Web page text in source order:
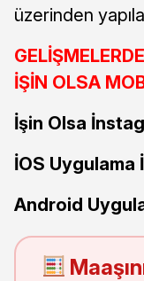
üzerinden
İŞİN OLSA
İşin Olsa
İOS Uygulama
Android